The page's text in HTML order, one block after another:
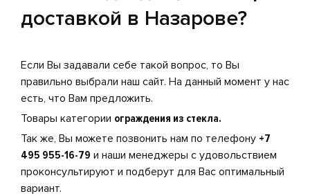
доставкой в Назарове?
Если Вы задавали себе такой вопрос, то Вы
правильно выбрали наш сайт. На данный момент у нас
есть, что Вам предложить.
Товары категории ограждения из стекла.
Так же, Вы можете позвонить нам по телефону +7
495 955-16-79 и наши менеджеры с удовольствием
проконсультируют и подберут для Вас оптимальный
вариант.